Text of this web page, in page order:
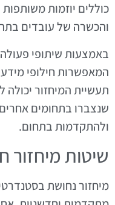
כוללים יוזמות
והכשרה של עובדים
באמצעות שיתופי
המאפשרות חילופי מידע
תעשיית המיחזור יכולה
שנצברו בתחומים
ולהתקדמות בתחום.
שיטות מיחזור
מיחזור נחושת